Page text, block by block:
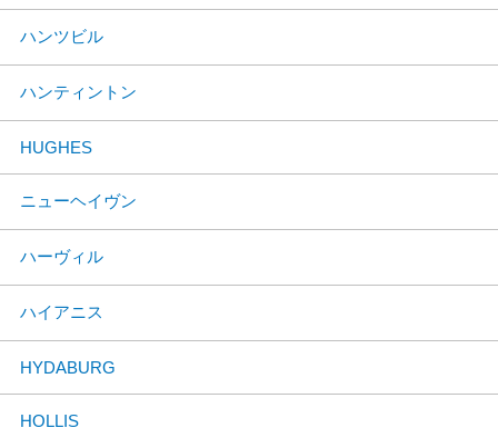
ハンツビル
ハンティントン
HUGHES
ニューヘイヴン
ハーヴィル
ハイアニス
HYDABURG
HOLLIS